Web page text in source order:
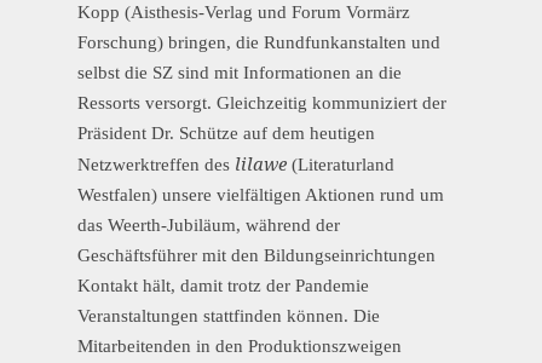
Kopp (Aisthesis-Verlag und Forum Vormärz
Forschung) bringen, die Rundfunkanstalten und
selbst die SZ sind mit Informationen an die
Ressorts versorgt. Gleichzeitig kommuniziert der
Präsident Dr. Schütze auf dem heutigen
Netzwerktreffen des lilawe (Literaturland
Westfalen) unsere vielfältigen Aktionen rund um
das Weerth-Jubiläum, während der
Geschäftsführer mit den Bildungseinrichtungen
Kontakt hält, damit trotz der Pandemie
Veranstaltungen stattfinden können. Die
Mitarbeitenden in den Produktionszweigen